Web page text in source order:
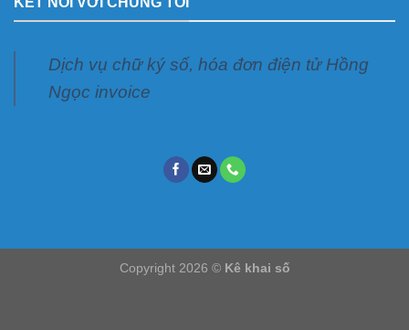
Dịch vụ chữ ký số, hóa đơn điện tử Hồng
Ngọc invoice
Copyright 2026 © Kê khai số